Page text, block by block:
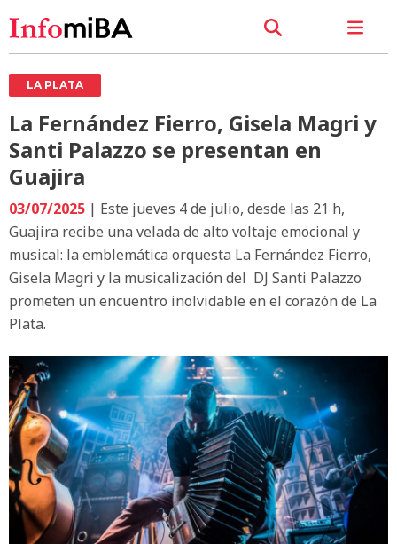
LA PLATA
La Fernández Fierro, Gisela Magri y
Santi Palazzo se presentan en
Guajira
03/07/2025 | Este jueves 4 de julio, desde las 21 h,
Guajira recibe una velada de alto voltaje emocional y
musical: la emblemática orquesta La Fernández Fierro,
Gisela Magri y la musicalización del DJ Santi Palazzo
prometen un encuentro inolvidable en el corazón de La
Plata.